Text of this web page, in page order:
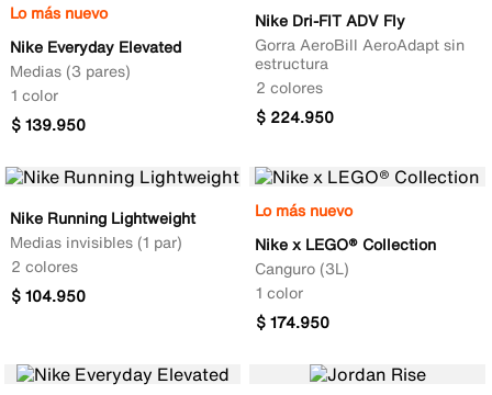
Lo más nuevo
Nike Everyday Elevated
Medias (3 pares)
1 color
$139.950
Nike Dri-FIT ADV Fly
Gorra AeroBill AeroAdapt sin
estructura
2 colores
$ 224.950
Nike Running Lightweight
Medias invisibles (1 par)
2 colores
$104.950
Lo más nuevo
Nike x LEGO® Collection
Canguro (3L)
1 color
$174.950